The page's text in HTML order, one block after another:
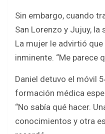
Sin embargo, cuando
San Lorenzo y Jujuy,
La mujer le advirtió
inminente. “Me parece
Daniel detuvo el móvil
formación médica
“No sabía qué hacer.
conocimientos y otra